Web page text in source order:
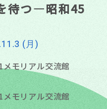
待つ―昭和45
(月)
メモリアル交流館
モリアル交流館